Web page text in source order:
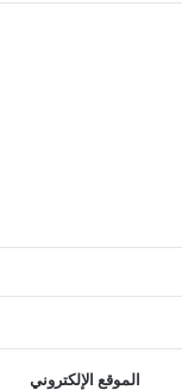
الموقع الإلكتروني